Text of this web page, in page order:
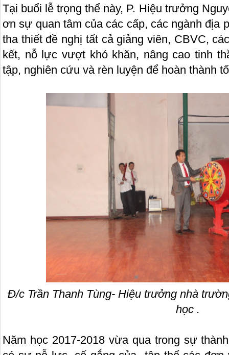
Tại buổi lễ trọng thể này, P. Hiệu trưởng
ơn sự quan tâm của các cấp, các ngành địa
tha thiết đề nghị tất cả giảng viên, CBVC,
kết, nỗ lực vượt khó khăn, nâng cao tinh
tập, nghiên cứu và rèn luyện để hoàn thành
Đ/c Trần Thanh Tùng- Hiệu trưởng nhà
học .
Năm học 2017-2018 vừa qua trong sự